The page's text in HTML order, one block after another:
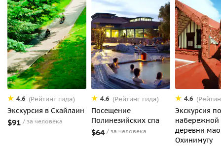
4.6 (Рейтинг гида)
Экскурсия в Скайлаин
$91 за человека
4.6 (Рейтинг гида)
Посещение
Полинезийских спа
$64 за человека
4.6
Экскурсия по
набережной
деревни
Охинимуту